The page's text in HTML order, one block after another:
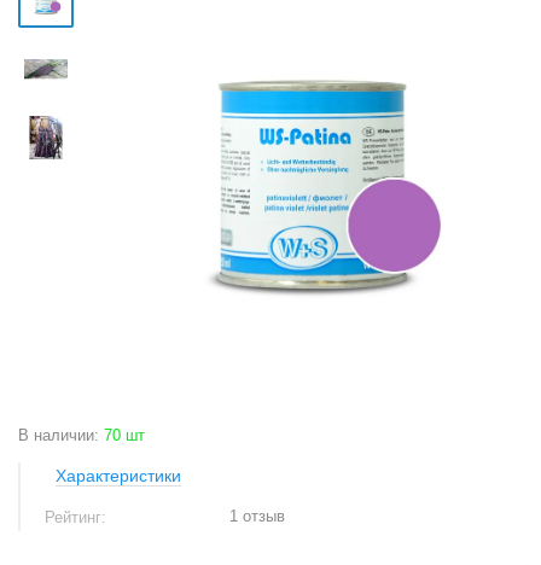
В наличии: 70 шт
Характеристики
Рейтинг: 1 отзыв